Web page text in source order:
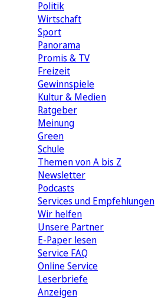
Politik
Wirtschaft
Sport
Panorama
Promis & TV
Freizeit
Gewinnspiele
Kultur & Medien
Ratgeber
Meinung
Green
Schule
Themen von A bis Z
Newsletter
Podcasts
Services und Empfehlungen
Wir helfen
Unsere Partner
E-Paper lesen
Service FAQ
Online Service
Leserbriefe
Anzeigen